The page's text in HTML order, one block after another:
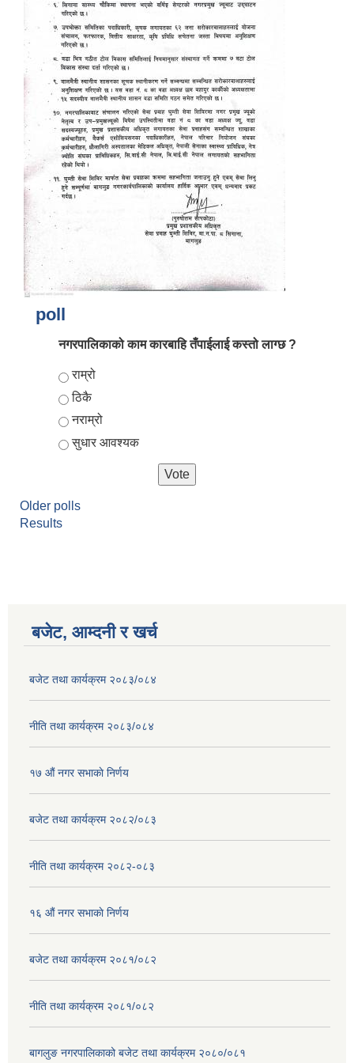
poll
नगरपालिकाको काम कारबाहि तँपाईलाई कस्तो लाग्छ ?
Choices
राम्रो
ठिकै
नराम्रो
सुधार आवश्यक
Older polls
Results
बजेट, आम्दनी र खर्च
बजेट तथा कार्यक्रम २०८३/०८४
नीति तथा कार्यक्रम २०८३/०८४
१७ ‌‍औं नगर सभाकाे निर्णय
बजेट तथा कार्यक्रम २०८२/०८३
नीति तथा कार्यक्रम २०८२-०८३
१६ ‌औं नगर सभाकाे निर्णय
बजेट तथा कार्यक्रम २०८१/०८२
नीति तथा कार्यक्रम २०८१/०८२
बागलुङ नगरपालिकाको बजेट तथा कार्यक्रम २०८०/०८१